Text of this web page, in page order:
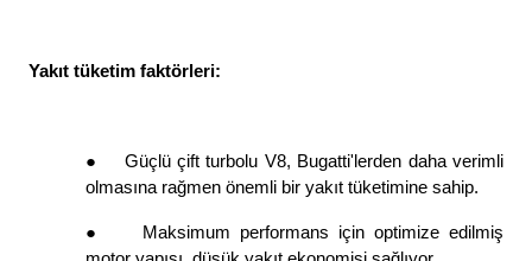
Yakıt tüketim faktörleri:
●
Güçlü çift turbolu V8, Bugatti'lerden daha verimli
olmasına rağmen önemli bir yakıt tüketimine sahip.
●
Maksimum performans için optimize edilmiş